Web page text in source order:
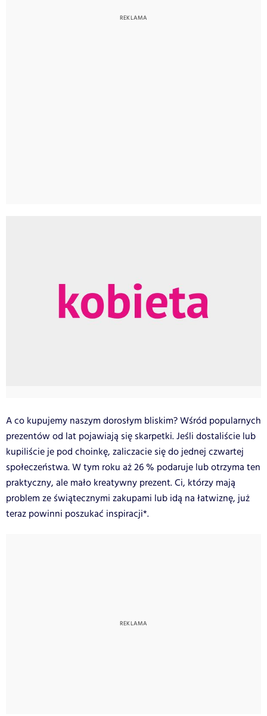
A co kupujemy naszym dorosłym bliskim? Wśród popularnych
prezentów od lat pojawiają się skarpetki. Jeśli dostaliście lub
kupiliście je pod choinkę, zaliczacie się do jednej czwartej
społeczeństwa. W tym roku aż 26 % podaruje lub otrzyma ten
praktyczny, ale mało kreatywny prezent. Ci, którzy mają
problem ze świątecznymi zakupami lub idą na łatwiznę, już
teraz powinni poszukać inspiracji*.